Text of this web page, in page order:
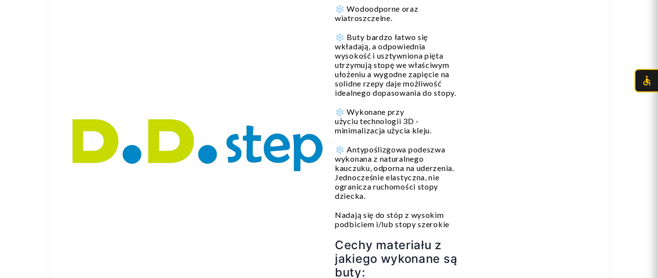
❄️ Wodoodporne oraz
wiatroszczelne.
❄️ Buty bardzo łatwo się
wkładają, a odpowiednia
wysokość i usztywniona pięta
utrzymują stopę we właściwym
ułożeniu a wygodne zapięcie na
solidne rzepy daje możliwość
idealnego dopasowania do stopy.
❄️ Wykonane przy
użyciu technologii 3D -
minimalizacja użycia kleju.
❄️ Antypoślizgowa podeszwa
wykonana z naturalnego
kauczuku, odporna na uderzenia.
Jednocześnie elastyczna, nie
ogranicza ruchomości stopy
dziecka.
Nadają się do stóp z wysokim
podbiciem i/lub stopy szerokie
Cechy materiału z
jakiego wykonane są
buty: